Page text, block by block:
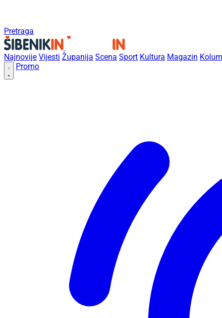
Pretraga
Najnovije Vijesti Županija Scena Sport Kultura Magazin
Promo